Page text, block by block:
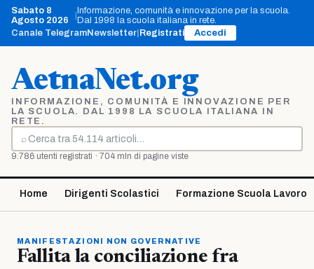
Vai
contenuto
Sabato 8
Agosto 2026
Informazione, comunità e innovazione per la scuola.
Dal 1998 la scuola italiana in rete.
Canale TelegramNewsletter Registrati Accedi
AetnaNet.org
INFORMAZIONE, COMUNITÀ E INNOVAZIONE PER
LA SCUOLA. DAL 1998 LA SCUOLA ITALIANA IN
RETE.
⌕
Cerca
9.786 utenti registrati · 704 mln di pagine viste
Home Dirigenti Scolastici Formazione Scuola Lavoro
MANIFESTAZIONI NON GOVERNATIVE
Fallita la conciliazione fra